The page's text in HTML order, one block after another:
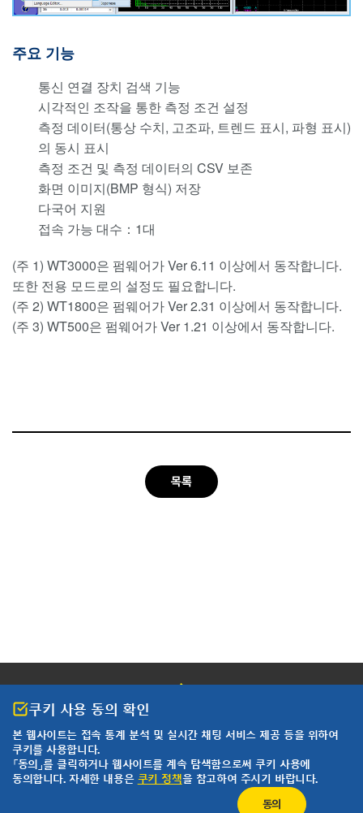
주요 기능
통신 연결 장치 검색 기능
시각적인 조작을 통한 측정 조건 설정
측정 데이터(통상 수치, 고조파, 트렌드 표시, 파형 표시)
의 동시 표시
측정 조건 및 측정 데이터의 CSV 보존
화면 이미지(BMP 형식) 저장
다국어 지원
접속 가능 대수：1대
(주 1) WT3000은 펌웨어가 Ver 6.11 이상에서 동작합니다.
또한 전용 모드로의 설정도 필요합니다.
(주 2) WT1800은 펌웨어가 Ver 2.31 이상에서 동작합니다.
(주 3) WT500은 펌웨어가 Ver 1.21 이상에서 동작합니다.
목록
쿠키 사용 동의 확인
본 웹사이트는 접속 통계 분석 및 실시간 채팅 서비스 제공 등을 위하여
쿠키를 사용합니다.
「동의」를 클릭하거나 웹사이트를 계속 탐색함으로써 쿠키 사용에
동의합니다. 자세한 내용은 쿠키 정책을 참고하여 주시기 바랍니다.
동의
개인정보 처리방침
이용약관
한국요꼬가와전기(주)
사업자등록번호 102-81-17301